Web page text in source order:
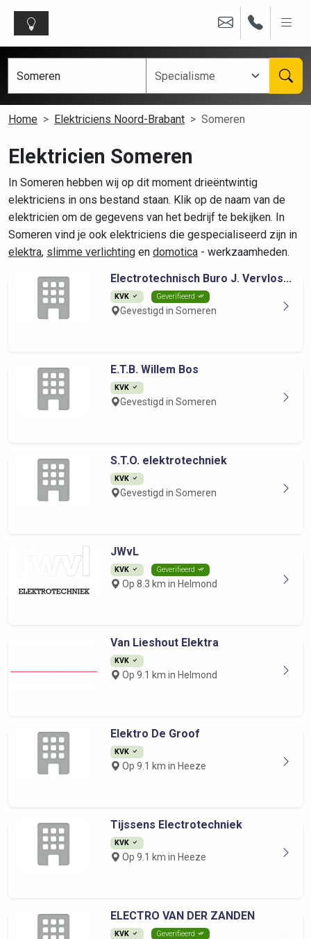
Home Elektriciens Noord-Brabant Someren
Elektricien Someren
In Someren hebben wij op dit moment drieëntwintig
elektriciens in ons bestand staan. Klik op de naam van de
elektricien om de gegevens van het bedrijf te bekijken. In
Someren vind je ook elektriciens die gespecialiseerd zijn in
elektra, slimme verlichting en domotica - werkzaamheden.
Electrotechnisch Buro J. Vervlos...
KVK Geverifieerd
Gevestigd in Someren
E.T.B. Willem Bos
KVK
Gevestigd in Someren
S.T.O. elektrotechniek
KVK
Gevestigd in Someren
JWvL
KVK Geverifieerd
Op 8.3 km in Helmond
Van Lieshout Elektra
KVK
Op 9.1 km in Helmond
Elektro De Groof
KVK
Op 9.1 km in Heeze
Tijssens Electrotechniek
KVK
Op 9.1 km in Heeze
ELECTRO VAN DER ZANDEN
KVK Geverifieerd